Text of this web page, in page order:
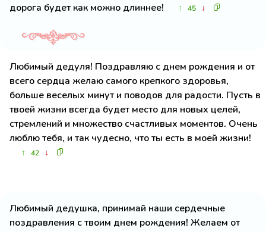
дорога будет как можно длиннее! ↑ 45 ↓
Любимый дедуля! Поздравляю с днем рождения и от
всего сердца желаю самого крепкого здоровья,
больше веселых минут и поводов для радости. Пусть в
твоей жизни всегда будет место для новых целей,
стремлений и множество счастливых моментов. Очень
люблю тебя, и так чудесно, что ты есть в моей жизни!
↑ 42 ↓
Любимый дедушка, принимай наши сердечные
поздравления с твоим днем рождения! Желаем от